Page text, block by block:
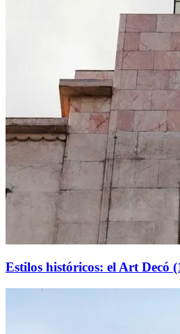
Estilos históricos: el Art Decó